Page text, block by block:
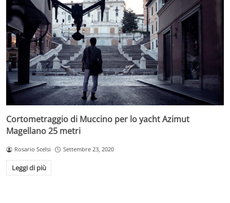
Cortometraggio di Muccino per lo yacht Azimut
Magellano 25 metri
Rosario Scelsi Settembre 23, 2020
Leggi di più